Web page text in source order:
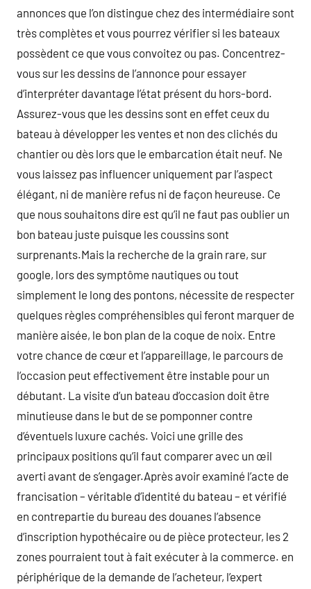
annonces que l’on distingue chez des intermédiaire sont
très complètes et vous pourrez vérifier si les bateaux
possèdent ce que vous convoitez ou pas. Concentrez-
vous sur les dessins de l’annonce pour essayer
d’interpréter davantage l’état présent du hors-bord.
Assurez-vous que les dessins sont en effet ceux du
bateau à développer les ventes et non des clichés du
chantier ou dès lors que le embarcation était neuf. Ne
vous laissez pas influencer uniquement par l’aspect
élégant, ni de manière refus ni de façon heureuse. Ce
que nous souhaitons dire est qu’il ne faut pas oublier un
bon bateau juste puisque les coussins sont
surprenants.Mais la recherche de la grain rare, sur
google, lors des symptôme nautiques ou tout
simplement le long des pontons, nécessite de respecter
quelques règles compréhensibles qui feront marquer de
manière aisée, le bon plan de la coque de noix. Entre
votre chance de cœur et l’appareillage, le parcours de
l’occasion peut effectivement être instable pour un
débutant. La visite d’un bateau d’occasion doit être
minutieuse dans le but de se pomponner contre
d’éventuels luxure cachés. Voici une grille des
principaux positions qu’il faut comparer avec un œil
averti avant de s’engager.Après avoir examiné l’acte de
francisation – véritable d’identité du bateau – et vérifié
en contrepartie du bureau des douanes l’absence
d’inscription hypothécaire ou de pièce protecteur, les 2
zones pourraient tout à fait exécuter à la commerce. en
périphérique de la demande de l’acheteur, l’expert